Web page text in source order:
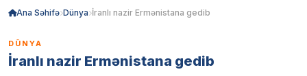
Ana Səhifə Dünya İranlı nazir Ermənistana gedib
DÜNYA
İranlı nazir Ermənistana gedib